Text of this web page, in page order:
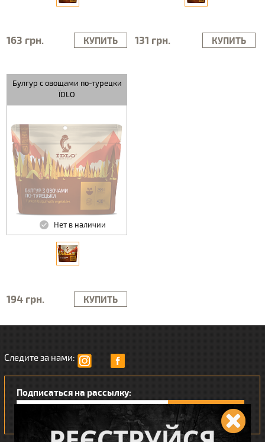
163 грн. КУПИТЬ 131 грн. КУПИТЬ
Булгур с овощами по-турецки
ЇDLO
Нет в наличии
194 грн. КУПИТЬ
Следите за нами:
Подписаться на рассылку: